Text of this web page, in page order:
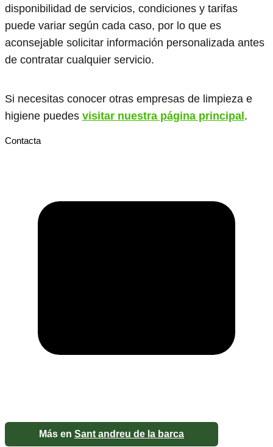
disponibilidad de servicios, condiciones y tarifas
puede variar según cada caso, por lo que es
aconsejable solicitar información personalizada antes
de contratar cualquier servicio.
Si necesitas conocer otras empresas de limpieza e
higiene puedes visitar nuestra página principal .
Contacta
Más en Sant andreu de la barca